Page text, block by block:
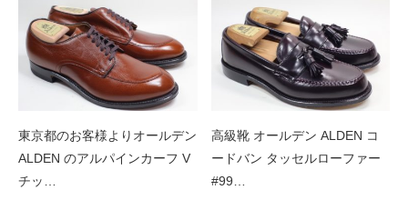
東京都のお客様よりオールデン
ALDEN のアルパインカーフ V
チッ…
高級靴 オールデン ALDEN コ
ードバン タッセルローファー
#99…